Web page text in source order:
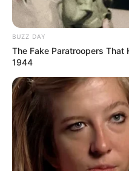
BUZZ DAY
The Fake Paratroopers That
1944